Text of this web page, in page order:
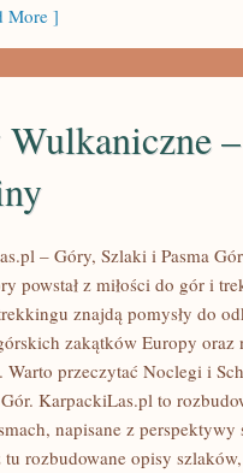
More ]
– Góry, Szlaki i Pasma
powstał z miłości do gór i
znajdą pomysły do
zakątków Europy
Warto przeczytać Noclegi i
KarpackiLas.pl to
napisane z
tu rozbudowane opisy